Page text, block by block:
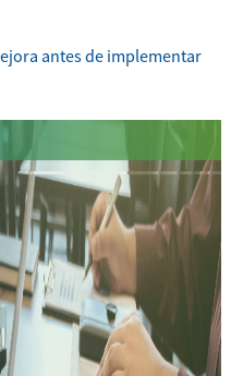
antes de implementar